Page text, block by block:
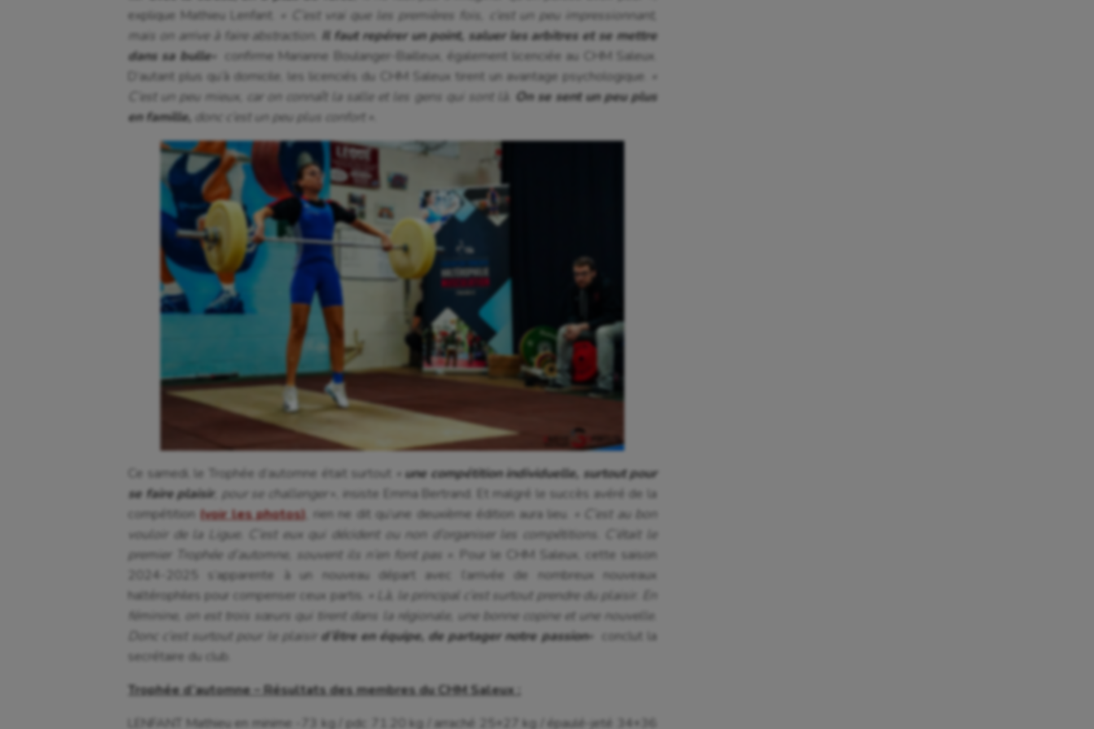
explique Mathieu Lenfant.
« C’est vrai que les premières fois, c’est un peu impressionnant,
mais on arrive à faire abstraction. Il faut repérer un point, saluer les arbitres et se mettre
dans sa bulle«
confirme Marianne Boulanger-Bailleux, également licenciée au CHM Saleux.
D’autant plus qu’à domicile, les licenciés du CHM Saleux tirent un avantage psychologique.
C’est un peu mieux, car on connaît la salle et les gens qui sont là. On se sent un peu plus
en famille, donc c’est un peu plus confort ».
Ce samedi, le Trophée d’automne était surtout
une compétition individuelle, surtout pour
se faire plaisir, pour se challenger », insiste Emma Bertrand. Et malgré le succès avéré de la
compétition (voir les photos) , rien ne dit qu’une deuxième édition aura lieu.
« C’est au bon
vouloir de la Ligue. C’est eux qui décident ou non d’organiser les compétitions. C’était le
premier Trophée d’automne, souvent ils n’en font pas »
. Pour le CHM Saleux, cette saison
2024-2025 s’apparente à un nouveau départ avec l’arrivée de nombreux nouveaux
haltérophiles pour compenser ceux partis.
« Là, le principal c’est surtout prendre du plaisir. En
féminine, on est trois sœurs qui tirent dans la régionale, une bonne copine et une nouvelle.
Donc c’est surtout pour le plaisir d’être en équipe, de partager notre passion«
conclut la
secrétaire du club.
Trophée d’automne – Résultats des membres du CHM Saleux :
LENFANT Mathieu en minime -73 kg / pdc 71.20 kg / arraché 25+27 kg / épaulé-jeté 34+36